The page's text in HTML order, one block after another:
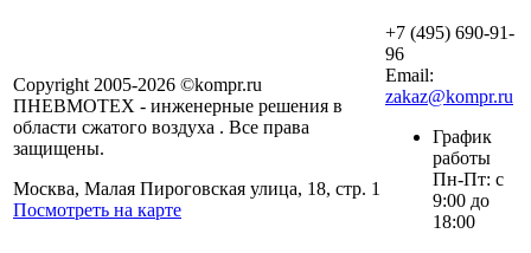
Copyright 2005-2026 ©kompr.ru
ПНЕВМОТЕХ - инженерные решения в
области сжатого воздуха . Все права
защищены.
Москва, Малая Пироговская улица, 18, стр. 1
Посмотреть на карте
+7 (495) 690-91-
96
Email:
zakaz@kompr.ru
График
работы
Пн-Пт: с
9:00 до
18:00